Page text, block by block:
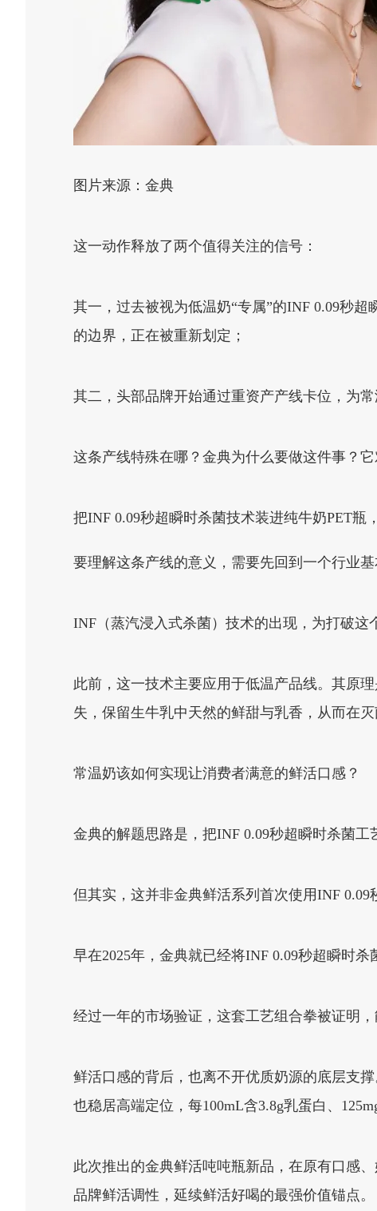
图片来源：金典
这一动作释放了两个值得关注的信号：
其一，过去被视为低温奶“专属”的INF 0.09秒
的边界，正在被重新划定；
其二，头部品牌开始通过重资产产线卡位，为常
这条产线特殊在哪？金典为什么要做这件事？
把INF 0.09秒超瞬时杀菌技术装进纯牛奶PET瓶
要理解这条产线的意义，需要先回到一个行业
INF（蒸汽浸入式杀菌）技术的出现，为打破这
此前，这一技术主要应用于低温产品线。其原
失，保留生牛乳中天然的鲜甜与乳香，从而在
常温奶该如何实现让消费者满意的鲜活口感？
金典的解题思路是，把INF 0.09秒超瞬时杀菌
但其实，这并非金典鲜活系列首次使用INF 0.09
早在2025年，金典就已经将INF 0.09秒超瞬时
经过一年的市场验证，这套工艺组合拳被证明
鲜活口感的背后，也离不开优质奶源的底层支
也稳居高端定位，每100mL含3.8g乳蛋白、
此次推出的金典鲜活吨吨瓶新品，在原有口感
品牌鲜活调性，延续鲜活好喝的最强价值锚点。